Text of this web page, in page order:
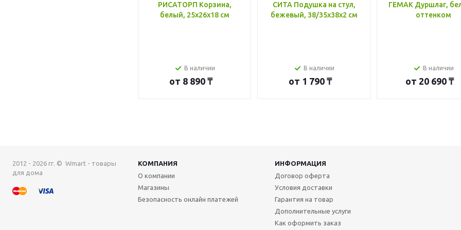
РИСАТОРП Корзина,
белый, 25x26x18 см
В наличии
от 8 890 ₸
СИТА Подушка на стул,
бежевый, 38/35x38x2 см
В наличии
от 1 790 ₸
ГЕМАК Дуршлаг,
оттенком
В наличии
от 20 690 ₸
2012 - 2026 гг. © Wmart - товары
для дома
КОМПАНИЯ
ИНФОРМАЦИЯ
О компании
Магазины
Безопасность онлайн платежей
Договор оферта
Условия доставки
Гарантия на товар
Дополнительные услуги
Как оформить заказ